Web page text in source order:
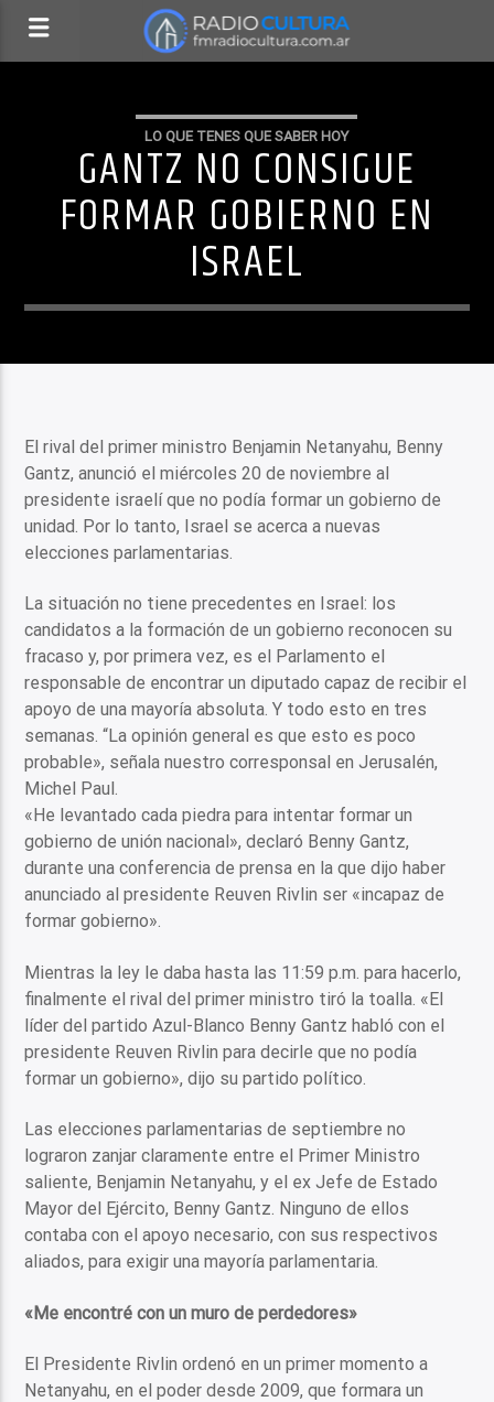
LO QUE TENES QUE SABER HOY
GANTZ NO CONSIGUE
FORMAR GOBIERNO EN
ISRAEL
El rival del primer ministro Benjamin Netanyahu, Benny
Gantz, anunció el miércoles 20 de noviembre al
presidente israelí que no podía formar un gobierno de
unidad. Por lo tanto, Israel se acerca a nuevas
elecciones parlamentarias.
La situación no tiene precedentes en Israel: los
candidatos a la formación de un gobierno reconocen su
fracaso y, por primera vez, es el Parlamento el
responsable de encontrar un diputado capaz de recibir el
apoyo de una mayoría absoluta. Y todo esto en tres
semanas. “La opinión general es que esto es poco
probable», señala nuestro corresponsal en Jerusalén,
Michel Paul.
«He levantado cada piedra para intentar formar un
gobierno de unión nacional», declaró Benny Gantz,
durante una conferencia de prensa en la que dijo haber
anunciado al presidente Reuven Rivlin ser «incapaz de
formar gobierno».
Mientras la ley le daba hasta las 11:59 p.m. para hacerlo,
finalmente el rival del primer ministro tiró la toalla. «El
líder del partido Azul-Blanco Benny Gantz habló con el
presidente Reuven Rivlin para decirle que no podía
formar un gobierno», dijo su partido político.
Las elecciones parlamentarias de septiembre no
lograron zanjar claramente entre el Primer Ministro
saliente, Benjamin Netanyahu, y el ex Jefe de Estado
Mayor del Ejército, Benny Gantz. Ninguno de ellos
contaba con el apoyo necesario, con sus respectivos
aliados, para exigir una mayoría parlamentaria.
«Me encontré con un muro de perdedores»
El Presidente Rivlin ordenó en un primer momento a
Netanyahu, en el poder desde 2009, que formara un